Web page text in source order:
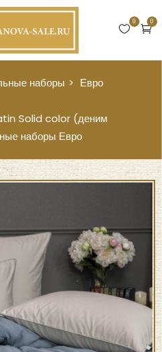
0
0
наборы
Евро
Solid color (деним
наборы Евро